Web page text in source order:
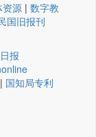
资源 | 数字教
国旧报刊
报
| 国知局专利